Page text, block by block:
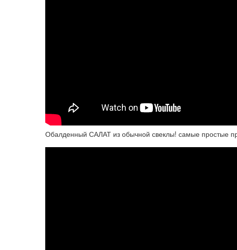
Обалденный САЛАТ из обычной свеклы! самые простые